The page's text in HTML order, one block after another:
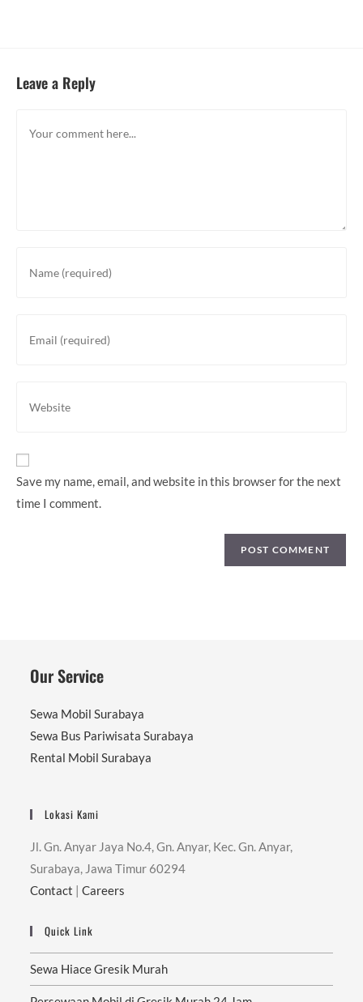
Leave a Reply
your
username
your
your
URL
Save my name, email, and website in this browser for the next
time I comment.
Our Service
Sewa Mobil Surabaya
Sewa Bus Pariwisata Surabaya
Rental Mobil Surabaya
Lokasi Kami
Jl. Gn. Anyar Jaya No.4, Gn. Anyar, Kec. Gn. Anyar,
Surabaya, Jawa Timur 60294
Contact |Careers
Quick Link
Sewa Hiace Gresik Murah